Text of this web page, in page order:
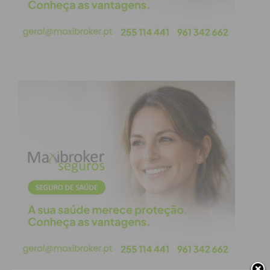
livre direto apontado por Hugo Santos e o JP
A partida ficou então mais aberta com
oportunidades para ambos os lados, mas a grande
emoção estava reservada para os dois minutos
finais do jogo. Gabriel Costa brilhou mais uma vez
ao defender um penalti marcado por Mathias
Arnaez, que poderia ter dado o empate à
Sanjoanense, para no minuto seguinte João
Guimarães (Sanjoanense) cometer falta para cartão
azul e livre direto para o Juventude Pacense. Joca
Guimarães não conseguiu ampliar o marcador, mas
o JP ficava em superioridade numérica para os dois